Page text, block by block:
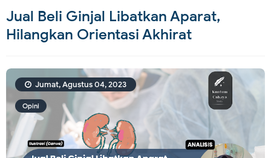
Jual Beli Ginjal Libatkan Aparat,
Hilangkan Orientasi Akhirat
Opini
Jumat, Agustus 04, 2023